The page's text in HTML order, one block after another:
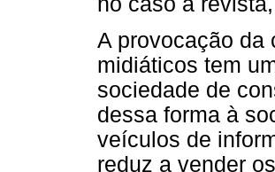
A provocação da
midiáticos tem
sociedade de
dessa forma à
veículos de
reduz a vender